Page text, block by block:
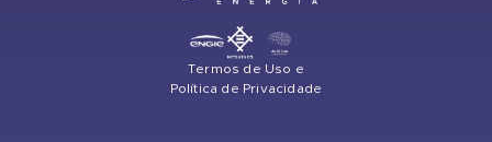
Termos de Uso e
Política de Privacidade